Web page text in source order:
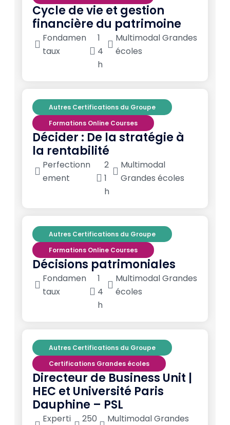
Cycle de vie et gestion
financière du patrimoine
Fondamen
taux
1
4
h
Multimodal Grandes
écoles
Autres Certifications du Groupe
Formations Online Courses
Décider : De la stratégie à
la rentabilité
Perfectionn
ement
2
1
h
Multimodal
Grandes écoles
Autres Certifications du Groupe
Formations Online Courses
Décisions patrimoniales
Fondamen
taux
1
4
h
Multimodal Grandes
écoles
Autres Certifications du Groupe
Certifications Grandes écoles
Directeur de Business Unit |
HEC et Université Paris
Dauphine – PSL
Experti
250
Multimodal Grandes